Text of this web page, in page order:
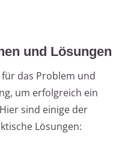
und Lösungen
das Problem und
um erfolgreich ein
sind einige der
Lösungen: